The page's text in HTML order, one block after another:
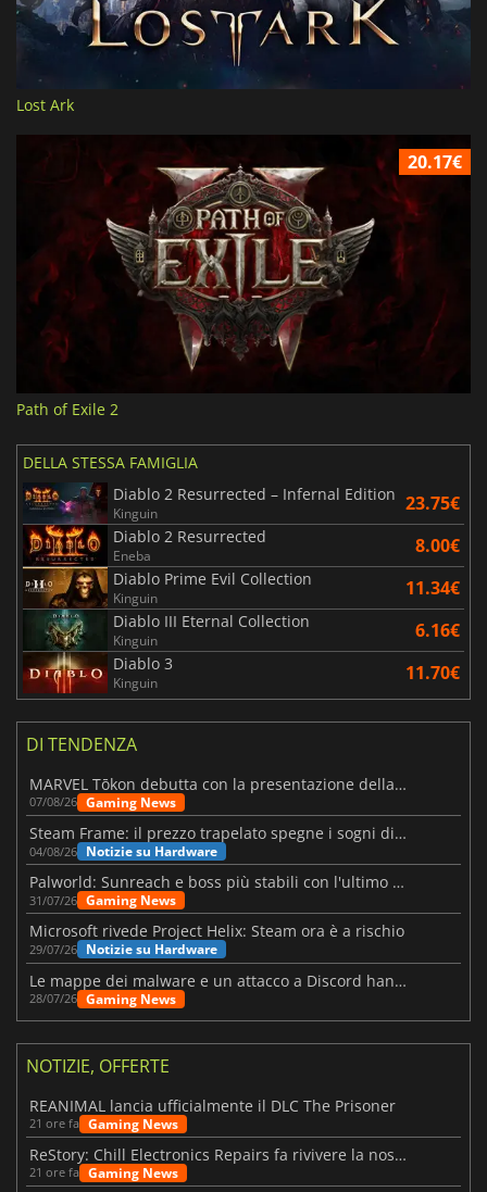
Lost Ark
20.17€
Path of Exile 2
DELLA STESSA FAMIGLIA
Diablo 2 Resurrected – Infernal Edition
Kinguin 23.75€
Diablo 2 Resurrected
Eneba 8.00€
Diablo Prime Evil Collection
Kinguin 11.34€
Diablo III Eternal Collection
Kinguin 6.16€
Diablo 3
Kinguin 11.70€
DI TENDENZA
MARVEL Tōkon debutta con la presentazione della roadmap per il primo anno
07/08/26 Gaming News
Steam Frame: il prezzo trapelato spegne i sogni di un VR economico
04/08/26 Notizie su Hardware
Palworld: Sunreach e boss più stabili con l'ultimo update
31/07/26 Gaming News
Microsoft rivede Project Helix: Steam ora è a rischio
29/07/26 Notizie su Hardware
Le mappe dei malware e un attacco a Discord hanno colpito Meccha Chameleon
28/07/26 Gaming News
NOTIZIE, OFFERTE
REANIMAL lancia ufficialmente il DLC The Prisoner
21 ore fa Gaming News
ReStory: Chill Electronics Repairs fa rivivere la nostalgia degli anni 2000
21 ore fa Gaming News